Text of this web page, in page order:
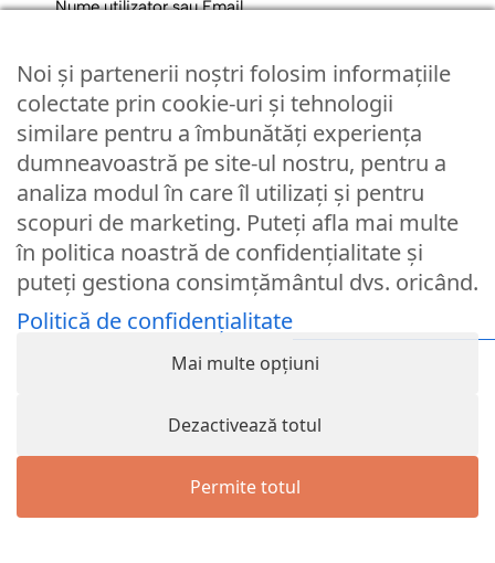
Nume utilizator sau Email
Parola
Remember Me
Logare
Lost your password?
© Partybaloane.ro - Toate drepturile rezervate. ™
Noi și partenerii noștri folosim informațiile
colectate prin cookie-uri și tehnologii
similare pentru a îmbunătăți experiența
dumneavoastră pe site-ul nostru, pentru a
analiza modul în care îl utilizați și pentru
scopuri de marketing. Puteți afla mai multe
în politica noastră de confidențialitate și
puteți gestiona consimțământul dvs. oricând.
Politică de confidențialitate
Mai multe opțiuni
Dezactivează totul
Permite totul